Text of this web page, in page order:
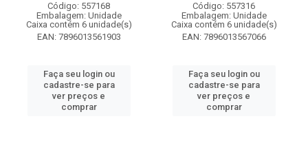
Código: 557168
Embalagem: Unidade
Caixa contém 6 unidade(s)
EAN: 7896013561903
Faça seu login ou
cadastre-se para
ver preços e
comprar
Código: 557316
Embalagem: Unidade
Caixa contém 6 unidade(s)
EAN: 7896013567066
Faça seu login ou
cadastre-se para
ver preços e
comprar